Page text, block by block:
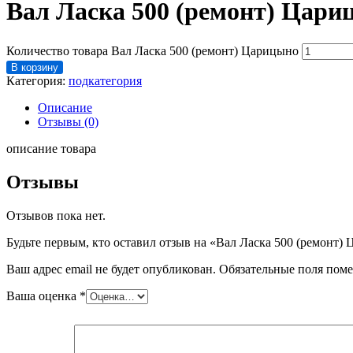
Вал Ласка 500 (ремонт)
Количество товара Вал Ласка 500 (ремонт) Царицыно
В корзину
Категория: подкатегория
Описание
Отзывы (0)
описание товара
Отзывы
Отзывов пока нет.
Будьте первым, кто оставил отзыв на «Вал Ласка 500 (ремонт)
Ваш адрес email не будет опубликован. Обязательные поля
Ваша оценка *